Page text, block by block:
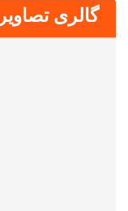
گالری تصاویر